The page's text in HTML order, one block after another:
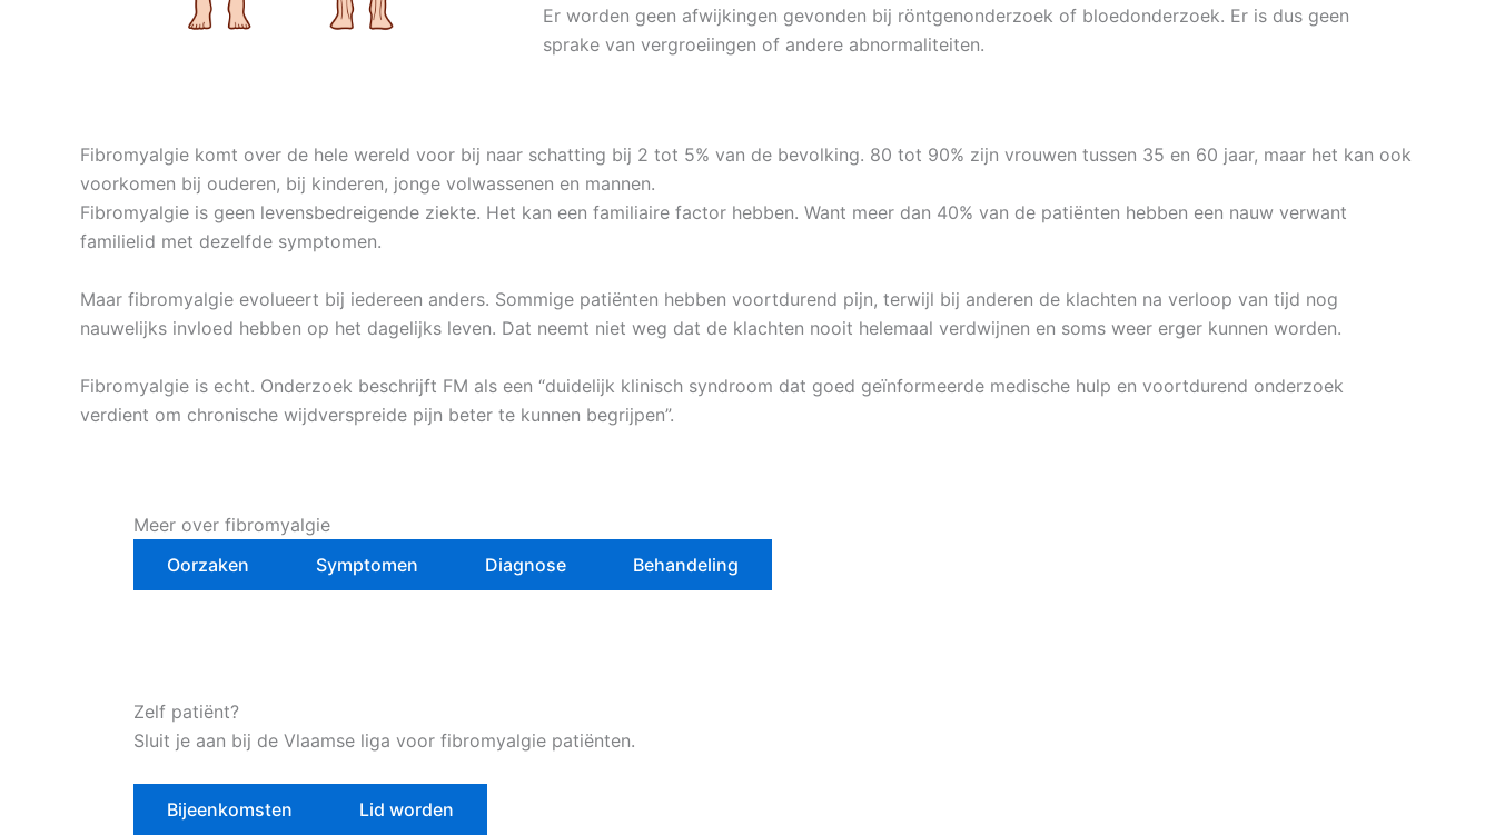
Er worden geen afwijkingen gevonden bij röntgenonderzoek of bloedonderzoek. Er is dus geen
sprake van vergroeiingen of andere abnormaliteiten.
Fibromyalgie komt over de hele wereld voor bij naar schatting bij 2 tot 5% van de bevolking. 80 tot 90% zijn vrouwen tussen 35 en 60 jaar, maar het kan ook
voorkomen bij ouderen, bij kinderen, jonge volwassenen en mannen.
Fibromyalgie is geen levensbedreigende ziekte. Het kan een familiaire factor hebben. Want meer dan 40% van de patiënten hebben een nauw verwant
familielid met dezelfde symptomen.
Maar fibromyalgie evolueert bij iedereen anders. Sommige patiënten hebben voortdurend pijn, terwijl bij anderen de klachten na verloop van tijd nog
nauwelijks invloed hebben op het dagelijks leven. Dat neemt niet weg dat de klachten nooit helemaal verdwijnen en soms weer erger kunnen worden.
Fibromyalgie is echt. Onderzoek beschrijft FM als een “duidelijk klinisch syndroom dat goed geïnformeerde medische hulp en voortdurend onderzoek
verdient om chronische wijdverspreide pijn beter te kunnen begrijpen”.
Meer over fibromyalgie
Oorzaken
Symptomen Diagnose Behandeling
Zelf patiënt?
Sluit je aan bij de Vlaamse liga voor fibromyalgie patiënten.
Bijeenkomsten Lid worden